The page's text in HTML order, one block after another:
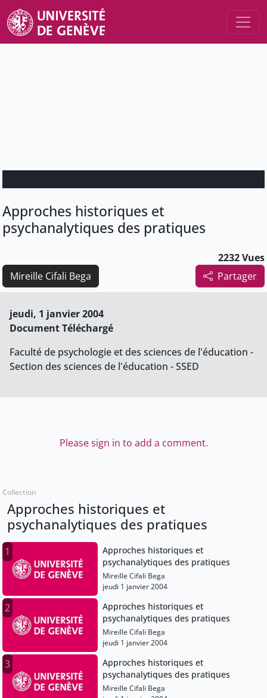
Approches historiques et
psychanalytiques des pratiques
2232 Vues
Partager
Mireille Cifali Bega
jeudi, 1 janvier 2004
Document Téléchargé
Faculté de psychologie et des sciences de l'éducation -
Section des sciences de l'éducation - SSED
Please sign in to add a comment.
Collection
Approches historiques et
psychanalytiques des pratiques
1
Approches historiques et
psychanalytiques des pratiques
Mireille Cifali Bega
jeudi 1 janvier 2004
2
Approches historiques et
psychanalytiques des pratiques
Mireille Cifali Bega
jeudi 1 janvier 2004
3
Approches historiques et
psychanalytiques des pratiques
Mireille Cifali Bega